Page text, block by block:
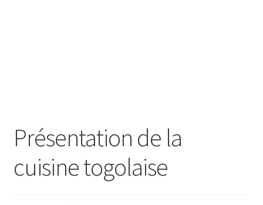
Présentation de la
cuisine togolaise